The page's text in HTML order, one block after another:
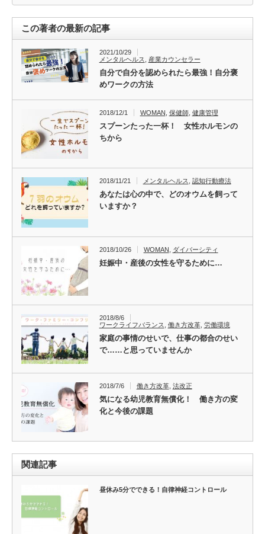
この著者の最新の記事
2021/10/29
メンタルヘルス
産業カウンセラー
自分で自分を認められたら最強！自分褒
めワークの方法
2018/12/1 WOMAN 保健師, 健康管理
スプーンたった一杯！ 女性ホルモンの
ちから
2018/11/21 メンタルヘルス 認知行動療法
あなたは心の中で、どのオウムを飼って
いますか？
2018/10/26 WOMAN ダイバーシティ
妊娠中・産後の女性を守るために…
2018/8/6
ワークライフバランス
働き方改革, 労働環境
家庭の事情のせいで、仕事の都合のせい
で……と思っていませんか
2018/7/6 働き方改革, 法改正
気になる幼児教育無償化！ 働き方の変
化と今後の課題
関連記事
昼休み5分でできる！自律神経コントロール